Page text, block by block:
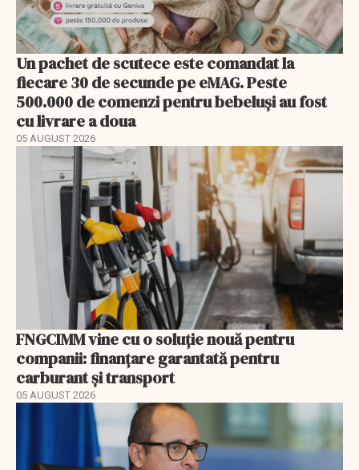
Un pachet de scutece este comandat la
fiecare 30 de secunde pe eMAG. Peste
500.000 de comenzi pentru bebeluși au fost
cu livrare a doua
05 AUGUST 2026
FNGCIMM vine cu o soluție nouă pentru
companii: finanțare garantată pentru
carburant și transport
05 AUGUST 2026